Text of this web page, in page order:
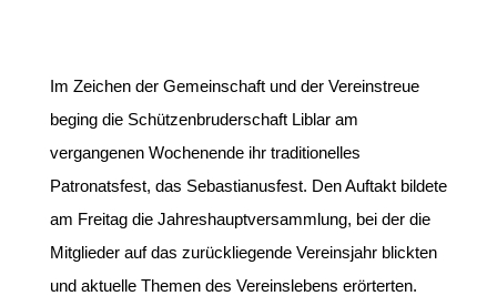
Im Zeichen der Gemeinschaft und der Vereinstreue
beging die Schützenbruderschaft Liblar am
vergangenen Wochenende ihr traditionelles
Patronatsfest, das Sebastianusfest. Den Auftakt bildete
am Freitag die Jahreshauptversammlung, bei der die
Mitglieder auf das zurückliegende Vereinsjahr blickten
und aktuelle Themen des Vereinslebens erörterten.